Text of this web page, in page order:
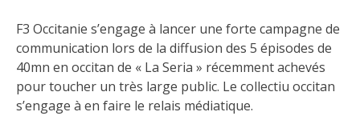
F3 Occitanie s’engage à lancer une forte campagne de
communication lors de la diffusion des 5 épisodes de
40mn en occitan de « La Seria » récemment achevés
pour toucher un très large public. Le collectiu occitan
s’engage à en faire le relais médiatique.